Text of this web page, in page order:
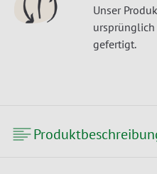
Unser
gefertigt.